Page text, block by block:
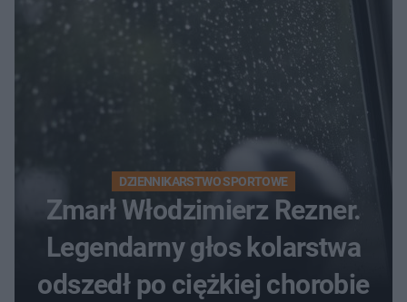
DZIENNIKARSTWO SPORTOWE
Zmarł Włodzimierz Rezner.
Legendarny głos kolarstwa
odszedł po ciężkiej chorobie